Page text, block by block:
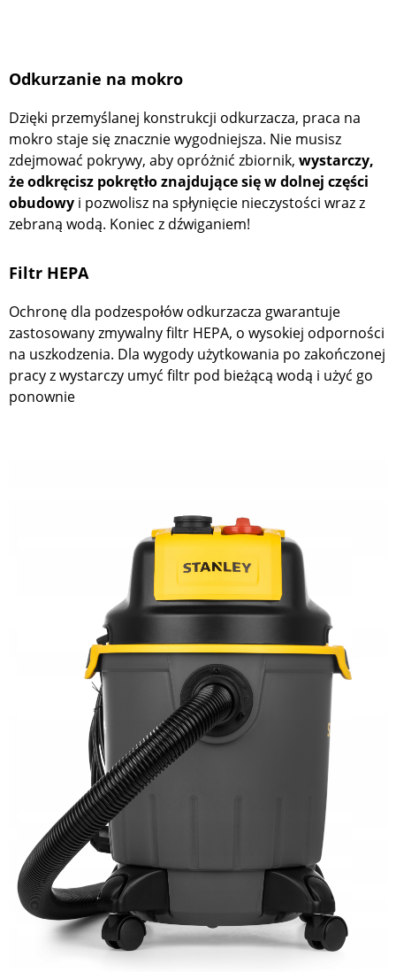
Odkurzanie na mokro
Dzięki przemyślanej konstrukcji odkurzacza, praca na
mokro staje się znacznie wygodniejsza. Nie musisz
zdejmować pokrywy, aby opróżnić zbiornik, wystarczy,
że odkręcisz pokrętło znajdujące się w dolnej części
obudowy i pozwolisz na spłynięcie nieczystości wraz z
zebraną wodą. Koniec z dźwiganiem!
Filtr HEPA
Ochronę dla podzespołów odkurzacza gwarantuje
zastosowany zmywalny filtr HEPA, o wysokiej odporności
na uszkodzenia. Dla wygody użytkowania po zakończonej
pracy z wystarczy umyć filtr pod bieżącą wodą i użyć go
ponownie